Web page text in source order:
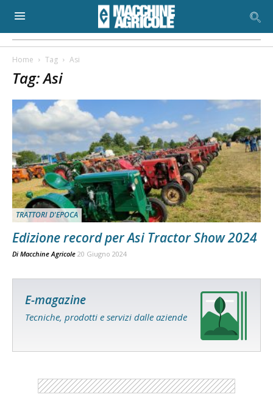
Home Tag Asi
Tag: Asi
TRATTORI D'EPOCA
Edizione record per Asi Tractor Show 2024
Di Macchine Agricole 20 Giugno 2024
E-magazine
Tecniche, prodotti e servizi dalle aziende